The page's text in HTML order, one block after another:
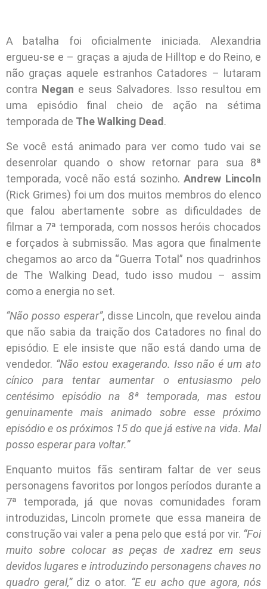
A batalha foi oficialmente iniciada. Alexandria
ergueu-se e – graças a ajuda de Hilltop e do Reino, e
não graças aquele estranhos Catadores – lutaram
contra Negan e seus Salvadores. Isso resultou em
uma episódio final cheio de ação na sétima
temporada de The Walking Dead.
Se você está animado para ver como tudo vai se
desenrolar quando o show retornar para sua 8ª
temporada, você não está sozinho.Andrew Lincoln
(Rick Grimes) foi um dos muitos membros do elenco
que falou abertamente sobre as dificuldades de
filmar a 7ª temporada, com nossos heróis chocados
e forçados à submissão. Mas agora que finalmente
chegamos ao arco da “Guerra Total” nos quadrinhos
de The Walking Dead, tudo isso mudou – assim
como a energia no set.
“Não posso esperar”, disse Lincoln, que revelou ainda
que não sabia da traição dos Catadores no final do
episódio. E ele insiste que não está dando uma de
vendedor. “Não estou exagerando. Isso não é um ato
cínico para tentar aumentar o entusiasmo pelo
centésimo episódio na 8ª temporada, mas estou
genuinamente mais animado sobre esse próximo
episódio e os próximos 15 do que já estive na vida. Mal
posso esperar para voltar.”
Enquanto muitos fãs sentiram faltar de ver seus
personagens favoritos por longos períodos durante a
7ª temporada, já que novas comunidades foram
introduzidas, Lincoln promete que essa maneira de
construção vai valer a pena pelo que está por vir. “Foi
muito sobre colocar as peças de xadrez em seus
devidos lugares e introduzindo personagens chaves no
quadro geral,”diz o ator. “E eu acho que agora, nós